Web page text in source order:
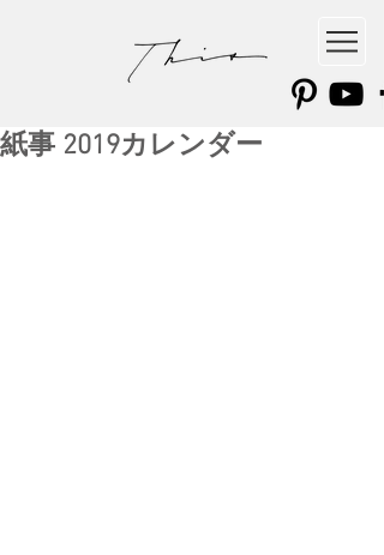
紙事 2019カレンダー